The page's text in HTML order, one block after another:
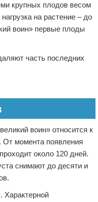
крупных плодов весом
на растение – до
воин» первые плоды
часть последних
воин» относится к
От момента появления
около 120 дней.
снимают до десяти и
Характерной